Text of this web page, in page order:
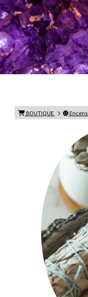
BOUTIQUE Encens